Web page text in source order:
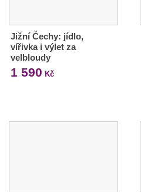
Jižní Čechy: jídlo,
vířivka i výlet za
velbloudy
1 590 Kč